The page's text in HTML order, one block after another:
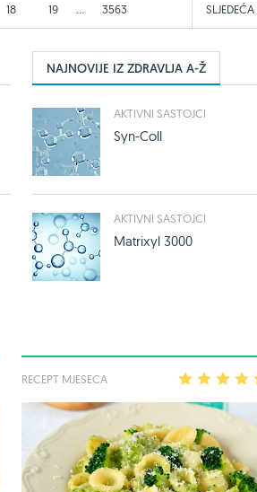
18 19 ... 3563 SLJEDEĆA
NAJNOVIJE IZ ZDRAVLJA A-Ž
AKTIVNI SASTOJCI
Syn-Coll
AKTIVNI SASTOJCI
Matrixyl 3000
RECEPT MJESECA 2 3 4